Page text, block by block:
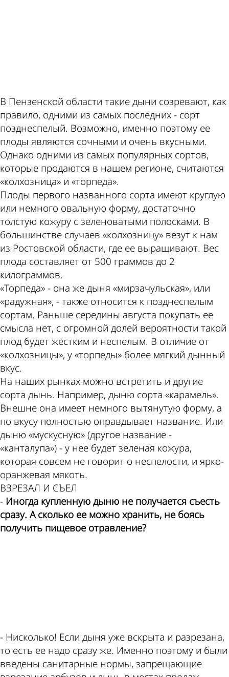
В Пензенской области такие дыни созревают, как
правило, одними из самых последних - сорт
позднеспелый. Возможно, именно поэтому ее
плоды являются сочными и очень вкусными.
Однако одними из самых популярных сортов,
которые продаются в нашем регионе, считаются
«колхозница» и «торпеда».
Плоды первого названного сорта имеют круглую
или немного овальную форму, достаточно
толстую кожуру с зеленоватыми полосками. В
большинстве случаев «колхозницу» везут к нам
из Ростовской области, где ее выращивают. Вес
плода составляет от 500 граммов до 2
килограммов.
«Торпеда» - она же дыня «мирзачульская», или
«радужная», - также относится к позднеспелым
сортам. Раньше середины августа покупать ее
смысла нет, с огромной долей вероятности такой
плод будет жестким и неспелым. В отличие от
«колхозницы», у «торпеды» более мягкий дынный
вкус.
На наших рынках можно встретить и другие
сорта дынь. Например, дыню сорта «карамель».
Внешне она имеет немного вытянутую форму, а
по вкусу полностью оправдывает название. Или
дыню «мускусную» (другое название -
«канталупа») - у нее будет зеленая кожура,
которая совсем не говорит о неспелости, и ярко-
оранжевая мякоть.
ВЗРЕЗАЛ И СЪЕЛ
- Иногда купленную дыню не получается съесть
сразу. А сколько ее можно хранить, не боясь
получить пищевое отравление?
- Нисколько! Если дыня уже вскрыта и разрезана,
то есть ее надо сразу же. Именно поэтому и были
введены санитарные нормы, запрещающие